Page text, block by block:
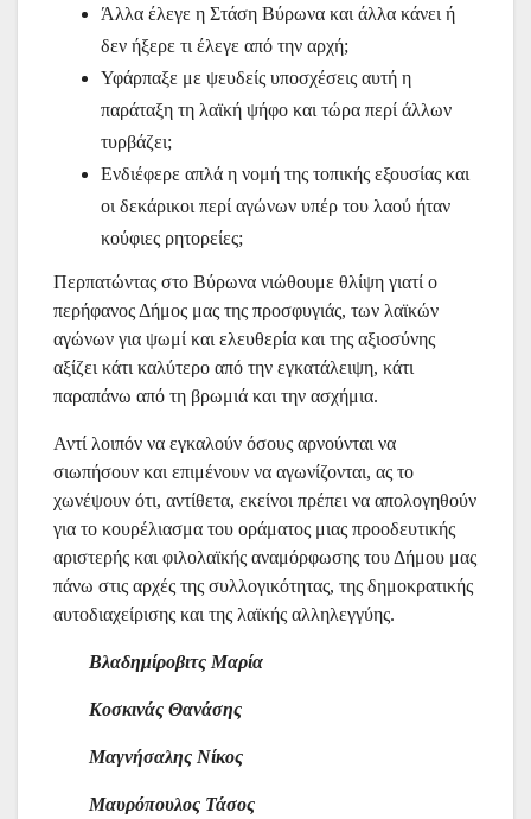
Άλλα έλεγε η Στάση Βύρωνα και άλλα κάνει ή
δεν ήξερε τι έλεγε από την αρχή;
Υφάρπαξε με ψευδείς υποσχέσεις αυτή η
παράταξη τη λαϊκή ψήφο και τώρα περί άλλων
τυρβάζει;
Ενδιέφερε απλά η νομή της τοπικής εξουσίας και
οι δεκάρικοι περί αγώνων υπέρ του λαού ήταν
κούφιες ρητορείες;
Περπατώντας στο Βύρωνα νιώθουμε θλίψη γιατί ο
περήφανος Δήμος μας της προσφυγιάς, των λαϊκών
αγώνων για ψωμί και ελευθερία και της αξιοσύνης
αξίζει κάτι καλύτερο από την εγκατάλειψη, κάτι
παραπάνω από τη βρωμιά και την ασχήμια.
Αντί λοιπόν να εγκαλούν όσους αρνούνται να
σιωπήσουν και επιμένουν να αγωνίζονται, ας το
χωνέψουν ότι, αντίθετα, εκείνοι πρέπει να απολογηθούν
για το κουρέλιασμα του οράματος μιας προοδευτικής
αριστερής και φιλολαϊκής αναμόρφωσης του Δήμου μας
πάνω στις αρχές της συλλογικότητας, της δημοκρατικής
αυτοδιαχείρισης και της λαϊκής αλληλεγγύης.
Βλαδημίροβιτς Μαρία
Κοσκινάς Θανάσης
Μαγνήσαλης Νίκος
Μαυρόπουλος Τάσος